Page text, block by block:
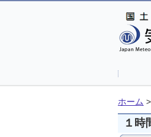
ホーム >
１時